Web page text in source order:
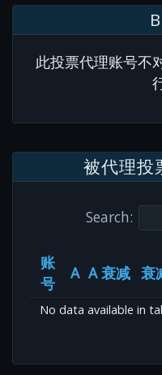
此投票代理账号不
被代理投
Search:
账
号
A A 衰减 衰
No data available in